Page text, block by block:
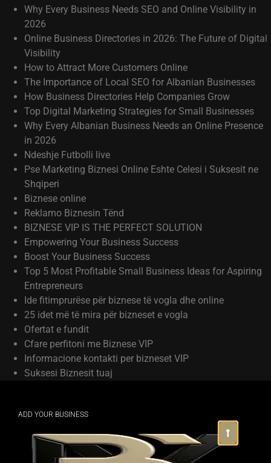
Why Every Business Needs SEO and Online Visibility in
2026
Online Business Directories in 2026: The Future of Digital
Visibility
How to Attract More Customers Online
The Importance of Local SEO for Albanian Businesses
How Business Directories Help Companies Grow
Top Digital Marketing Strategies for Small Businesses
Why Every Albanian Business Needs an Online Presence
in 2026
Ndeshje Futbolli live
Pse Marketing Biznesi Online Eshte Celesi i Suksesit ne
Shqiperi
Biznese online
Reklamo Biznesin Tënd
BIZNESE VIP IS THE PERFECT SOLUTION
Empowering Your Business Success
Boost Your Business Success
Top 5 Most Profitable Small Business Ideas for Aspiring
Entrepreneurs
Ide fitimprurëse për biznese të vogla dhe online
25 idet më të mira për bizneset e vogla
Ofertat e fundit
Cfare perfitoni me Biznese VIP
Informacione kontakti per bizneset VIP
Suksesi Biznesit tuaj
ADD YOUR BUSINESS